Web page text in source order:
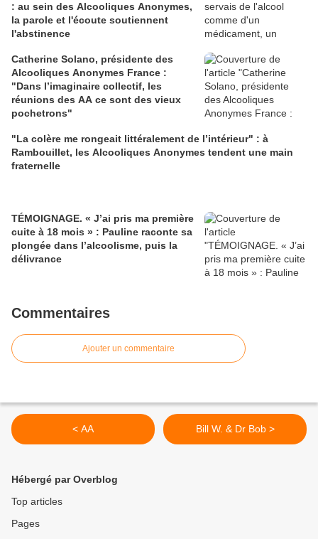
: au sein des Alcooliques Anonymes,
la parole et l'écoute soutiennent
l'abstinence
Catherine Solano, présidente des
Alcooliques Anonymes France :
"Dans l’imaginaire collectif, les
réunions des AA ce sont des vieux
pochetrons"
"La colère me rongeait littéralement de l’intérieur" : à
Rambouillet, les Alcooliques Anonymes tendent une main
fraternelle
TÉMOIGNAGE. « J’ai pris ma première
cuite à 18 mois » : Pauline raconte sa
plongée dans l’alcoolisme, puis la
délivrance
Commentaires
Ajouter un commentaire
< AA Bill W. & Dr Bob >
Hébergé par Overblog
Top articles
Pages